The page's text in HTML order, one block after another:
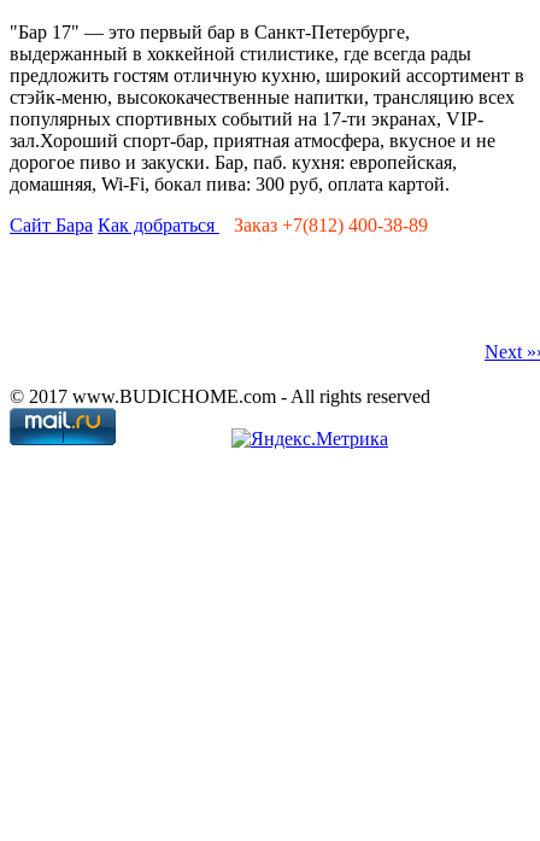
"Бар 17" — это первый бар в Санкт-Петербурге,
выдержанный в хоккейной стилистике, где всегда рады
предложить гостям отличную кухню, широкий ассортимент в
стэйк-меню, высококачественные напитки, трансляцию всех
популярных спортивных событий на 17-ти экранах, VIP-
зал.Хороший спорт-бар, приятная атмосфера, вкусное и не
дорогое пиво и закуски. Бар, паб. кухня: европейская,
домашняя, Wi-Fi, бокал пива: 300 руб, оплата картой.
Сайт Бара Как добраться Заказ +7(812) 400-38-89
Next
© 2017 www.BUDICHOME.com - All rights reserved